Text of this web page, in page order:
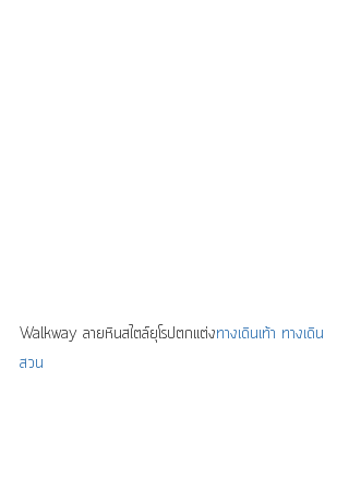
Walkway ลายหินสไตล์ยุโรปตกแต่งทางเดินเท้า ทางเดิน
สวน